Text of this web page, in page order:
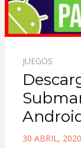
JUEGOS
POSTED
30 ABRIL, 2020